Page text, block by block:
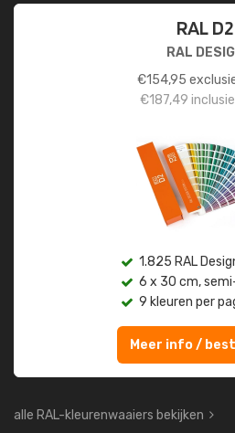
RAL D2
RAL
€154,95
€187,49
1.825 RAL
6 x 30 cm,
9 kleuren per
Meer info /
alle RAL-kleurenwaaiers bekijken